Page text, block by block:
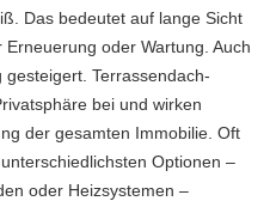
Das bedeutet auf lange Sicht
oder Wartung. Auch
Terrassendach-
bei und wirken
der gesamten Immobilie. Oft
Optionen –
oder Heizsystemen –